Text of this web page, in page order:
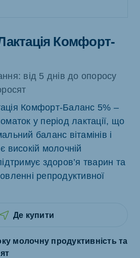
Комфорт-
від 5 днів до опоросу
Комфорт-Баланс 5% –
у період лактації, що
баланс вітамінів і
високій молочній
здоров’я тварин та
репродуктивної
Де купити
молочну продуктивність та